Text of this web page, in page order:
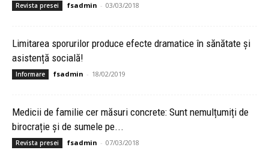
Revista presei fsadmin - 03/03/2018
Limitarea sporurilor produce efecte dramatice în sănătate și
asistență socială!
Informare fsadmin - 18/02/2019
Medicii de familie cer măsuri concrete: Sunt nemulțumiți de
birocrație și de sumele pe...
Revista presei fsadmin - 07/03/2018